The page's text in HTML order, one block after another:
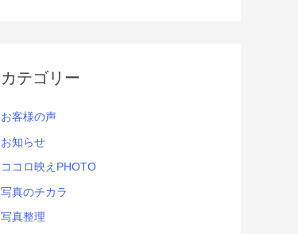
カテゴリー
お客様の声
お知らせ
ココロ映えPHOTO
写真のチカラ
写真整理